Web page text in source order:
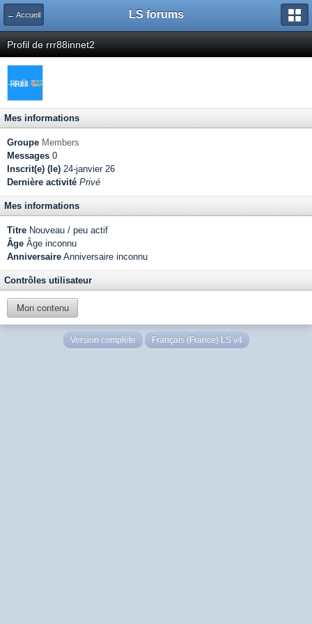
← Accueil LS forums
Profil de rrr88innet2
Mes informations
Groupe Members
Messages 0
Inscrit(e) (le) 24-janvier 26
Dernière activité Privé
Mes informations
Titre Nouveau / peu actif
Âge Âge inconnu
Anniversaire Anniversaire inconnu
Contrôles utilisateur
Mon contenu
Version complète Français (France) LS v4